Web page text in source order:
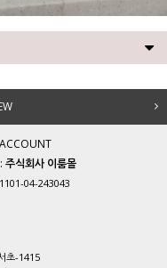
주식회사 이룸몰
04-243043
초-1415